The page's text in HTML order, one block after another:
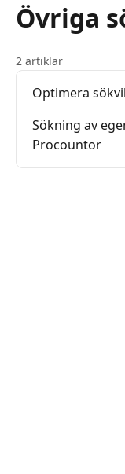
Övriga
2 artiklar
Optimera
Sökning av
Procountor